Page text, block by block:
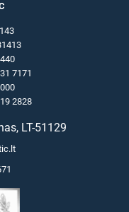
7171
2828
LT-51129